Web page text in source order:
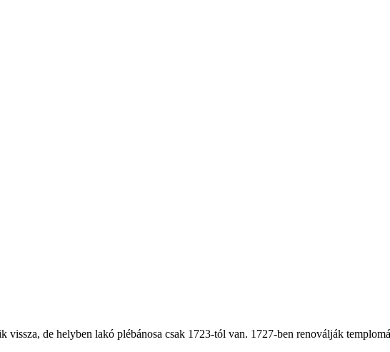
vissza, de helyben lakó plébánosa csak 1723-tól van. 1727-ben renoválják